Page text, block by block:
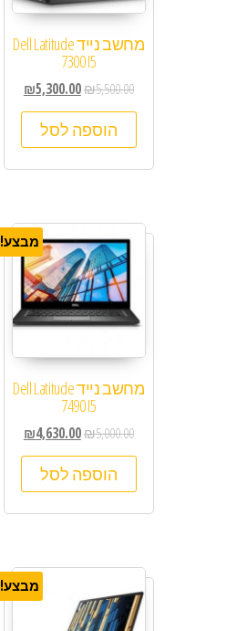
מחשב נייד Dell Latitude
7300 I5
₪5,500.00
₪5,300.00
הוספה לסל
מבצע!
מחשב נייד Dell Latitude
7490 I5
₪5,000.00
₪4,630.00
הוספה לסל
מבצע!